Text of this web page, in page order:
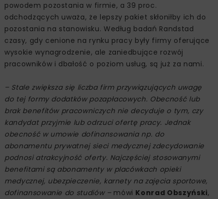
powodem pozostania w firmie, a 39 proc.
odchodzących uważa, że lepszy pakiet skłoniłby ich do
pozostania na stanowisku. Według badań Randstad
czasy, gdy cenione na rynku pracy były firmy oferujące
wysokie wynagrodzenie, ale zaniedbujące rozwój
pracowników i dbałość o poziom usług, są już za nami.
– Stale zwiększa się liczba firm przywiązujących uwagę
do tej formy dodatków pozapłacowych. Obecność lub
brak benefitów pracowniczych nie decyduje o tym, czy
kandydat przyjmie lub odrzuci ofertę pracy. Jednak
obecność w umowie dofinansowania np. do
abonamentu prywatnej sieci medycznej zdecydowanie
podnosi atrakcyjność oferty. Najczęściej stosowanymi
benefitami są abonamenty w placówkach opieki
medycznej, ubezpieczenie, karnety na zajęcia sportowe,
dofinansowanie do studiów – mówi Konrad Obszyński,